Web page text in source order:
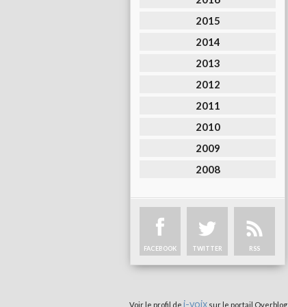
2015
2014
2013
2012
2011
2010
2009
2008
FACEBOOK TWITTER RSS
Voir le profil de i-voixsur le portail Overblog